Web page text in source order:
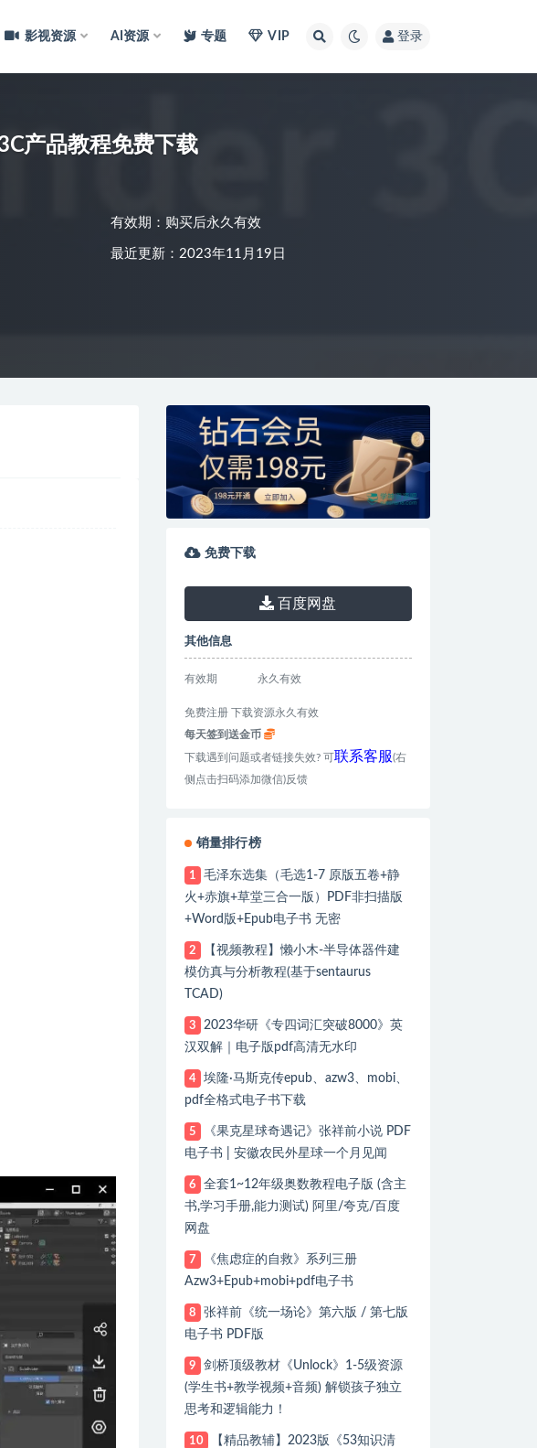
影视资源 AI资源 专题 VIP 登录
产品教程免费下载
有效期：购买后永久有效
最近更新：2023年11月19日
免费下载
百度网盘
其他信息
有效期 永久有效
免费注册 下载资源永久有效
每天签到送金币
下载遇到问题或者链接失效? 可联系客服(右
侧点击扫码添加微信)反馈
销量排行榜
1
毛泽东选集（毛选1-7 原版五卷+静
火+赤旗+草堂三合一版）PDF非扫描版
+Word版+Epub电子书 无密
2
【视频教程】懒小木-半导体器件建
模仿真与分析教程(基于sentaurus
TCAD)
3
2023华研《专四词汇突破8000》英
汉双解｜电子版pdf高清无水印
4
埃隆·马斯克传epub、azw3、mobi、
pdf全格式电子书下载
5
《果克星球奇遇记》张祥前小说 PDF
电子书 | 安徽农民外星球一个月见闻
6
全套1~12年级奥数教程电子版 (含主
书,学习手册,能力测试) 阿里/夸克/百度
网盘
7
《焦虑症的自救》系列三册
Azw3+Epub+mobi+pdf电子书
8
张祥前《统一场论》第六版 / 第七版
电子书 PDF版
9
剑桥顶级教材《Unlock》1-5级资源
(学生书+教学视频+音频) 解锁孩子独立
思考和逻辑能力！
10
【精品教辅】2023版《53知识清